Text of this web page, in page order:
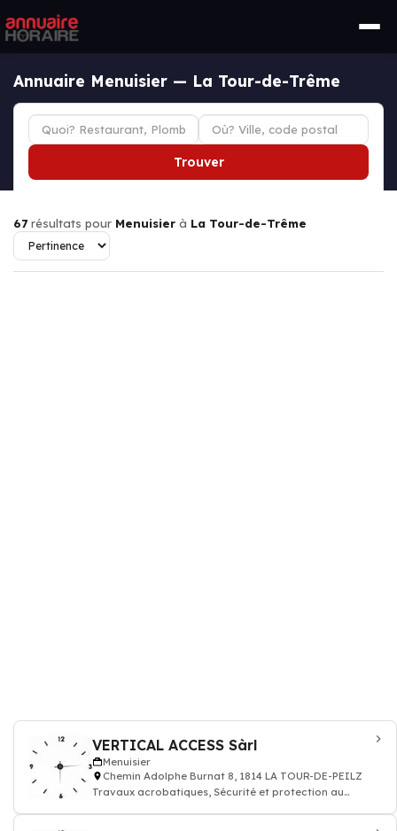
Annuaire Menuisier — La Tour-de-Trême
Trouver
67 résultats pour Menuisier à La Tour-de-Trême
VERTICAL ACCESS Sàrl
Menuisier
Chemin Adolphe Burnat 8, 1814 LA TOUR-DE-PEILZ
Travaux acrobatiques, Sécurité et protection au